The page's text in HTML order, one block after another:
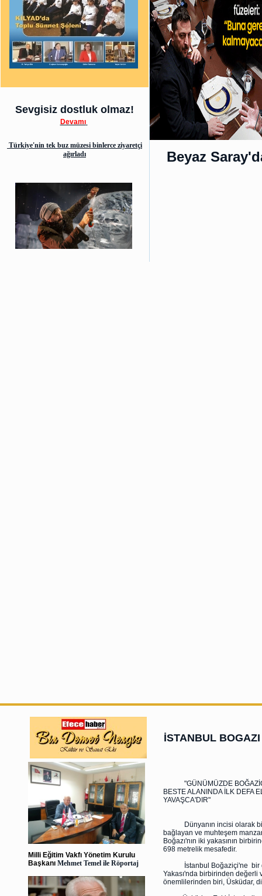
Sevgisiz dostluk olmaz!
Devamı
Türkiye'nin tek buz müzesi binlerce ziyaretçi
ağırladı
Beyaz
Milli Eğitim Vakfı Yönetim Kurulu
Başkanı Mehmet Temel ile Röportaj
İSTANBUL
"GÜNÜMÜZDE
BESTE ALANINDA İLK DEFA
YAVAŞCA'DIR"
Dünyanın incisi olarak
bağlayan ve muhteşem
Boğazı'nın iki yakasının
698 metrelik mesafedir.
İstanbul Boğaziçi'ne bir göz
Yakası'nda birbirinden
önemlilerinden biri, Üsküdar,